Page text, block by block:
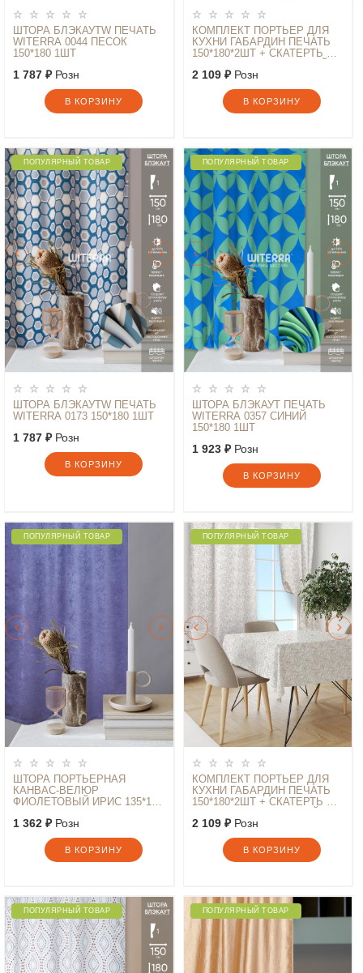
ШТОРА БЛЭКАУТW ПЕЧАТЬ
WITERRA 0044 ПЕСОК
150*180 1ШТ
1 787 ₽Розн
В КОРЗИНУ
КОМПЛЕКТ ПОРТЬЕР ДЛЯ
КУХНИ ГАБАРДИН ПЕЧАТЬ
150*180*2ШТ + СКАТЕРТЬ СП
2 109 ₽Розн
В КОРЗИНУ
ПОПУЛЯРНЫЙ ТОВАР
ШТОРА БЛЭКАУТW ПЕЧАТЬ
WITERRA 0173 150*180 1ШТ
1 787 ₽Розн
В КОРЗИНУ
ПОПУЛЯРНЫЙ ТОВАР
ШТОРА БЛЭКАУТ ПЕЧАТЬ
WITERRA 0357 СИНИЙ
150*180 1ШТ
1 923 ₽Розн
В КОРЗИНУ
ПОПУЛЯРНЫЙ ТОВАР
ШТОРА ПОРТЬЕРНАЯ
КАНВАС-ВЕЛЮР
ФИОЛЕТОВЫЙ ИРИС 135*180
1 362 ₽Розн
В КОРЗИНУ
ПОПУЛЯРНЫЙ ТОВАР
КОМПЛЕКТ ПОРТЬЕР ДЛЯ
КУХНИ ГАБАРДИН ПЕЧАТЬ
150*180*2ШТ + СКАТЕРТЬ СП
2 109 ₽Розн
В КОРЗИНУ
ПОПУЛЯРНЫЙ ТОВАР ПОПУЛЯРНЫЙ ТОВАР